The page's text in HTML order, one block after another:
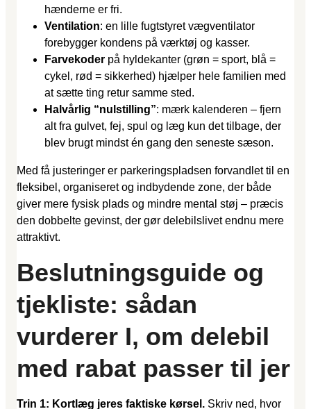
hænderne er fri.
Ventilation: en lille fugtstyret vægventilator
forebygger kondens på værktøj og kasser.
Farvekoder på hyldekanter (grøn = sport, blå =
cykel, rød = sikkerhed) hjælper hele familien med
at sætte ting retur samme sted.
Halvårlig “nulstilling”: mærk kalenderen – fjern
alt fra gulvet, fej, spul og læg kun det tilbage, der
blev brugt mindst én gang den seneste sæson.
Med få justeringer er parkeringspladsen forvandlet til en
fleksibel, organiseret og indbydende zone, der både
giver mere fysisk plads og mindre mental støj – præcis
den dobbelte gevinst, der gør delebilslivet endnu mere
attraktivt.
Beslutningsguide og
tjekliste: sådan
vurderer I, om delebil
med rabat passer til jer
Trin 1: Kortlæg jeres faktiske kørsel. Skriv ned, hvor